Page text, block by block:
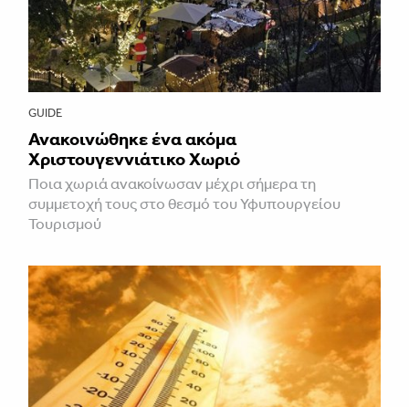
GUIDE
Ανακοινώθηκε ένα ακόμα
Χριστουγεννιάτικο Χωριό
Ποια χωριά ανακοίνωσαν μέχρι σήμερα τη
συμμετοχή τους στο θεσμό του Υφυπουργείου
Τουρισμού